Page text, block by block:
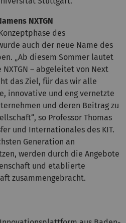
NXTGN
des
auch der neue Name des
„Ab diesem Sommer lautet
– abgeleitet von Next
das Ziel, für das wir alle
innovative und eng vernetzte
und deren Beitrag zu
so Professor Thomas
und Internationales des KIT.
Generation an
werden durch die Angebote
und etablierte
zusammengebracht.